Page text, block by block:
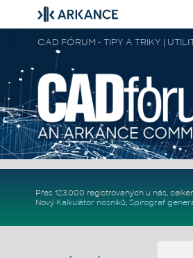
CAD FÓRUM - TIPY A TRIKY |
Přes 123.000 registrovaných u nás,
Nový Kalkulátor nosníků, Spirograf